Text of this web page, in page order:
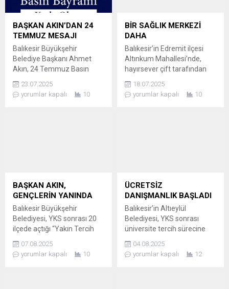
BAŞKAN AKIN’DAN 24
TEMMUZ MESAJI
Balıkesir Büyükşehir
Belediye Başkanı Ahmet
Akın, 24 Temmuz Basın
yayınlayarak, özgür ve
tarafsız basının önemini
24 Temmuz Basın
Bayramı’nı kutladı. Başkan
Akın, mesajında özgür ve
tarafsız bir basının güçlü...
23.07.2025
yorumlar kapalı
10
BİR SAĞLIK MERKEZİ
DAHA
Balıkesir’in Edremit ilçesi
Altınkum Mahallesi’nde,
hayırsever çift tarafından
Merkezi’nin temeli atıldı.
HAYIRSEVERLERDEN
düzenlendi. Hayırsever Filiz-
Ergül İrkilmez çiftinin
katkılarıyla hayata
geçirilecek olan merkez, 273
metrekare...
18.07.2025
yorumlar kapalı
10
BAŞKAN AKIN,
GENÇLERİN YANINDA
Balıkesir Büyükşehir
Belediyesi, YKS sonrası 20
ilçede açtığı “Yakın Tercih
ücretsiz danışmanlık
hizmeti sunuyor. UZMAN
07.08.2025
yorumlar kapalı
10
ÜCRETSİZ
DANIŞMANLIK BAŞLADI
Balıkesir’in Altıeylül
Belediyesi, YKS sonrası
üniversite tercih sürecine
13 Ağustos tarihleri
arasında ücretsiz
04.08.2025
yorumlar kapalı
12